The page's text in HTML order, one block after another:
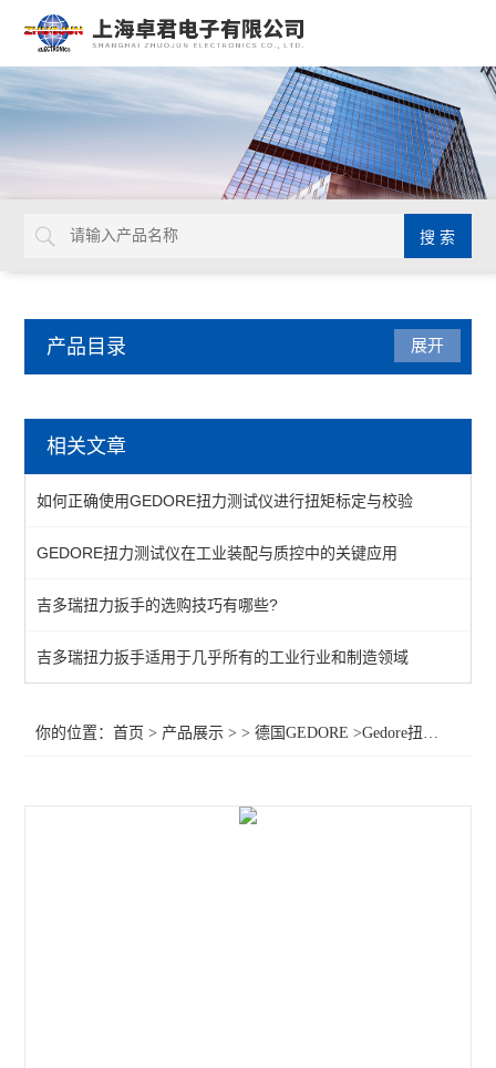
产品目录
延长杆
棘轮头
动态扭矩测试仪
扭力测试仪
接地螺柱扳手
展开
相关文章
如何正确使用GEDORE扭力测试仪进行扭矩标定与校验
GEDORE扭力测试仪在工业装配与质控中的关键应用
吉多瑞扭力扳手的选购技巧有哪些?
吉多瑞扭力扳手适用于几乎所有的工业行业和制造领域
你的位置：首页 > 产品展示 > >德国GEDORE >Gedore扭力扳手8573bc扭力扳手8578bcl扭力扳手 8573bc扭力扳手